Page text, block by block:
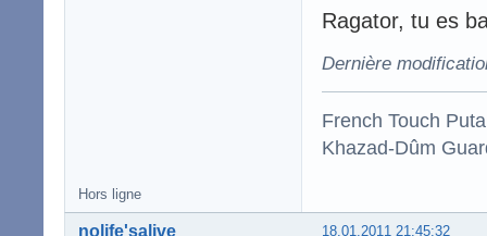
Ragator, tu es
Dernière
French Touch
Khazad-Dûm
Hors ligne
18.01.2011 21:45:32
nolife'salive